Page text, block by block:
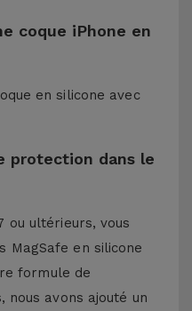
coque iPhone en
en silicone avec
protection dans le
ou ultérieurs, vous
MagSafe en silicone
formule de
nous avons ajouté un